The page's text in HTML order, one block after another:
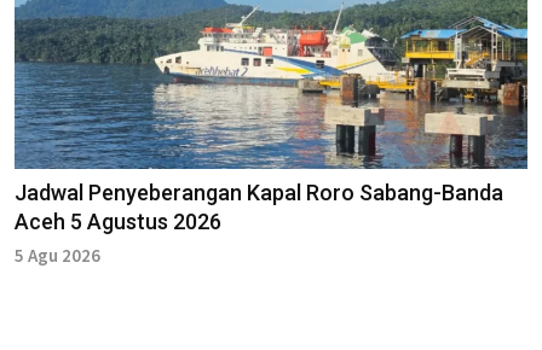
Jadwal Penyeberangan Kapal Roro Sabang-Banda
Aceh 5 Agustus 2026
5 Agu 2026